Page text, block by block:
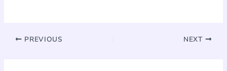
PREVIOUS NEXT